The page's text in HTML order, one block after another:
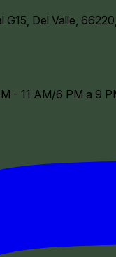
Del Valle,
- 11 AM/6 PM a 9